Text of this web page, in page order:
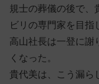
規士の葬儀の後で、
ビリの専門家を目指
高山社長は一登に謝
くなった。
貴代美は、こう漏ら